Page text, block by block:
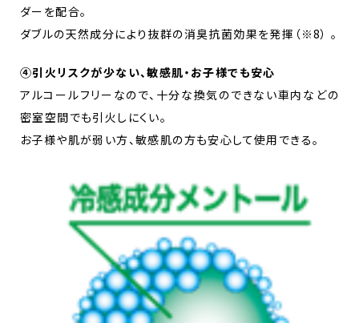
ダーを配合。
ダブルの天然成分により抜群の消臭抗菌効果を発揮（※8） 。
➃引火リスクが少ない、敏感肌・お子様でも安心
アルコールフリーなので、十分な換気のできない車内などの
密室空間でも引火しにくい。
お子様や肌が弱い方、敏感肌の方も安心して使用できる。